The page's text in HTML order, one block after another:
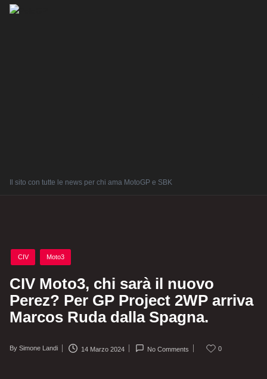
Il sito con tutte le news per chi ama MotoGP e SBK
Posted
in
CIV Moto3
CIV Moto3, chi sarà il nuovo
Perez? Per GP Project 2WP arriva
Marcos Ruda dalla Spagna.
Posted
By Simone Landi 14 Marzo 2024 No Comments 0